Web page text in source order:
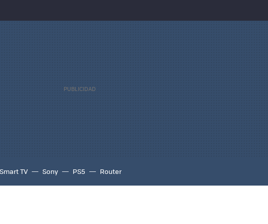
Smart TV Sony PS5 Router